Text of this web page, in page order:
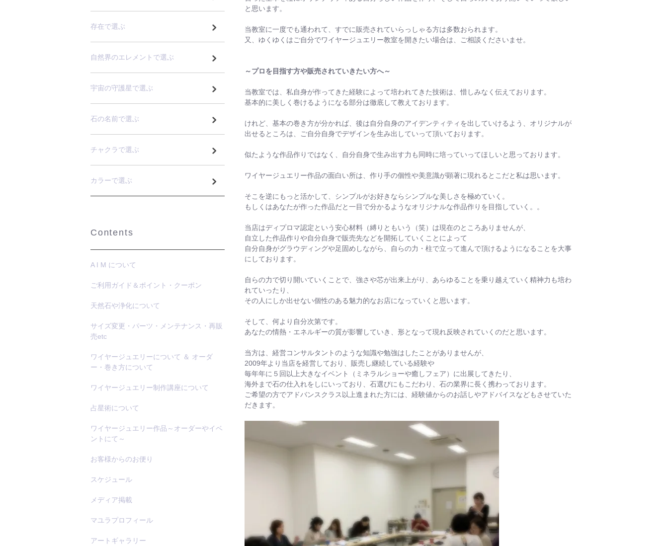
と思います。
当教室に一度でも通われて、すでに販売されていらっしゃる方は多数おられます。
又、ゆくゆくはご自分でワイヤージュエリー教室を開きたい場合は、ご相談くださいませ。
～プロを目指す方や販売されていきたい方へ～
当教室では、私自身が作ってきた経験によって培われてきた技術は、惜しみなく伝えております。
基本的に美しく巻けるようになる部分は徹底して教えております。
けれど、基本の巻き方が分かれば、後は自分自身のアイデンティティを出していけるよう、オリジナルが
出せるところは、ご自分自身でデザインを生み出していって頂いております。
似たような作品作りではなく、自分自身で生み出す力も同時に培っていってほしいと思っております。
ワイヤージュエリー作品の面白い所は、作り手の個性や美意識が顕著に現れるとこだと私は思います。
そこを逆にもっと活かして、シンプルがお好きならシンプルな美しさを極めていく。
もしくはあなたが作った作品だと一目で分かるようなオリジナルな作品作りを目指していく。。
当店はディプロマ認定という安心材料（縛りともいう（笑）は現在のところありませんが、
自立した作品作りや自分自身で販売先などを開拓していくことによって
自分自身がグラウディングや足固めしながら、自らの力・柱で立って進んで頂けるようになることを大事
にしております。
自らの力で切り開いていくことで、強さや芯が出来上がり、あらゆることを乗り越えていく精神力も培わ
れていったり、
その人にしか出せない個性のある魅力的なお店になっていくと思います。
そして、何より自分次第です。
あなたの情熱・エネルギーの質が影響していき、形となって現れ反映されていくのだと思います。
当方は、経営コンサルタントのような知識や勉強はしたことがありませんが、
2009年より当店を経営しており、販売し継続している経験や
毎年年に５回以上大きなイベント（ミネラルショーや癒しフェア）に出展してきたり、
海外まで石の仕入れをしにいっており、石選びにもこだわり、石の業界に長く携わっております。
ご希望の方でアドバンスクラス以上進まれた方には、経験値からのお話しやアドバイスなどもさせていた
だきます。
存在で選ぶ
自然界のエレメントで選ぶ
宇宙の守護星で選ぶ
石の名前で選ぶ
チャクラで選ぶ
カラーで選ぶ
Contents
A I M について
ご利用ガイド＆ポイント・クーポン
天然石や浄化について
サイズ変更・パーツ・メンテナンス・再販
売etc
ワイヤージュエリーについて ＆ オーダ
ー・巻き方について
ワイヤージュエリー制作講座について
占星術について
ワイヤージュエリー作品～オーダーやイベ
ントにて～
お客様からのお便り
スケジュール
メディア掲載
マユラプロフィール
アートギャラリー